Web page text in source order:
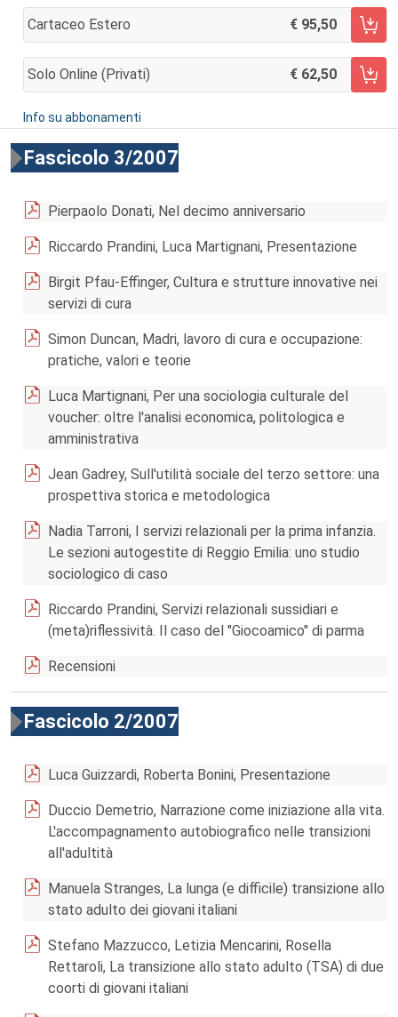
Cartaceo Estero 95,50
AGGIUNGI AL CARRELLO
Solo Online (privati) 62,50
AGGIUNGI AL CARRELLO
Info su abbonamenti
Fascicolo 3/2007
Pierpaolo Donati, Nel decimo anniversario
Riccardo Prandini, Luca Martignani, Presentazione
Birgit Pfau-Effinger, Cultura e strutture innovative nei
servizi di cura
Simon Duncan, Madri, lavoro di cura e occupazione:
pratiche, valori e teorie
Luca Martignani, Per una sociologia culturale del
voucher: oltre l'analisi economica, politologica e
amministrativa
Jean Gadrey, Sull'utilità sociale del terzo settore: una
prospettiva storica e metodologica
Nadia Tarroni, I servizi relazionali per la prima infanzia.
Le sezioni autogestite di Reggio Emilia: uno studio
sociologico di caso
Riccardo Prandini, Servizi relazionali sussidiari e
(meta)riflessività. Il caso del "Giocoamico" di parma
Recensioni
Fascicolo 2/2007
Luca Guizzardi, Roberta Bonini, Presentazione
Duccio Demetrio, Narrazione come iniziazione alla vita.
L'accompagnamento autobiografico nelle transizioni
all'adultità
Manuela Stranges, La lunga (e difficile) transizione allo
stato adulto dei giovani italiani
Stefano Mazzucco, Letizia Mencarini, Rosella
Rettaroli, La transizione allo stato adulto (TSA) di due
coorti di giovani italiani